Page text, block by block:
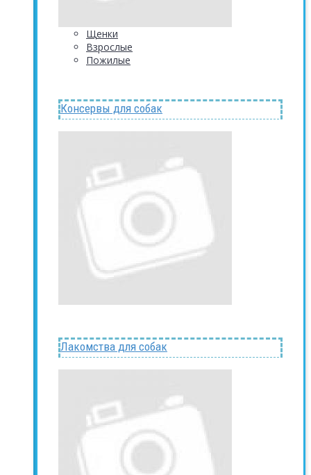
Щенки
Взрослые
Пожилые
Консервы для собак
Лакомства для собак